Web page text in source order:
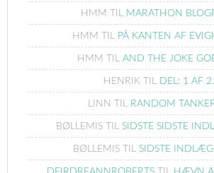
HMM TIL MARATHON
HMM TIL PÅ KANTEN AF
HMM TIL AND THE JOKE
HENRIK TIL DEL: 1 AF 2.
LINN TIL RANDOM
BØLLEMISTIL SIDSTE SIDSTE
BØLLEMIS TIL SIDSTE